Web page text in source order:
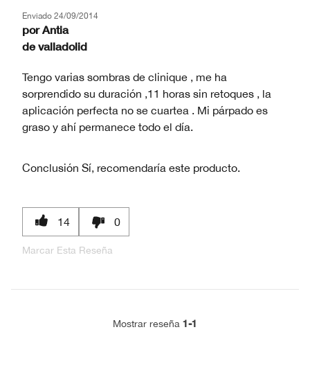
Enviado 24/09/2014
por Antia
de valladolid
Tengo varias sombras de clinique , me ha
sorprendido su duración ,11 horas sin retoques , la
aplicación perfecta no se cuartea . Mi párpado es
graso y ahí permanece todo el día.
Conclusión Sí, recomendaría este producto.
14 0
Marcar Esta Reseña
Mostrar reseña 1-1